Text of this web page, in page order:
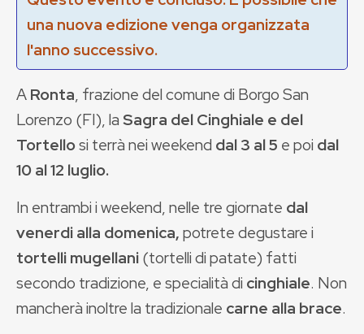
una nuova edizione venga organizzata
l'anno successivo.
ARonta, frazione del comune di Borgo San
Lorenzo (FI), laSagra del Cinghiale e del
Tortellosi terrà nei weekend dal 3 al 5 e poi dal
10 al 12 luglio.
In entrambi i weekend, nelle tre giornate dal
venerdi alla domenica,potrete degustare i
tortelli mugellani(tortelli di patate) fatti
secondo tradizione, e specialità di cinghiale. Non
mancherà inoltre la tradizionale carne alla brace.